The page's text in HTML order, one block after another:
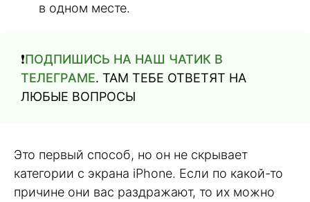
в одном месте.
❗️ПОДПИШИСЬ НА НАШ ЧАТИК В
ТЕЛЕГРАМЕ. ТАМ ТЕБЕ ОТВЕТЯТ НА
ЛЮБЫЕ ВОПРОСЫ
Это первый способ, но он не скрывает
категории с экрана iPhone. Если по какой-то
причине они вас раздражают, то их можно